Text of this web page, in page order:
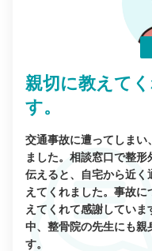
親切に教えて
す。
交通事故に遭ってしま
ました。相談窓口で整
伝えると、自宅から近
えてくれました。事故
えてくれて感謝してい
中、整骨院の先生にも親
す。